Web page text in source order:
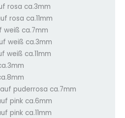
rosa ca.3mm
rosa ca.11mm
weiß ca.7mm
weiß ca.3mm
weiß ca.11mm
puderrosa ca.7mm
pink ca.6mm
pink ca.11mm